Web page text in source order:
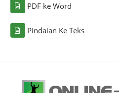
PDF ke Word
Pindaian Ke Teks